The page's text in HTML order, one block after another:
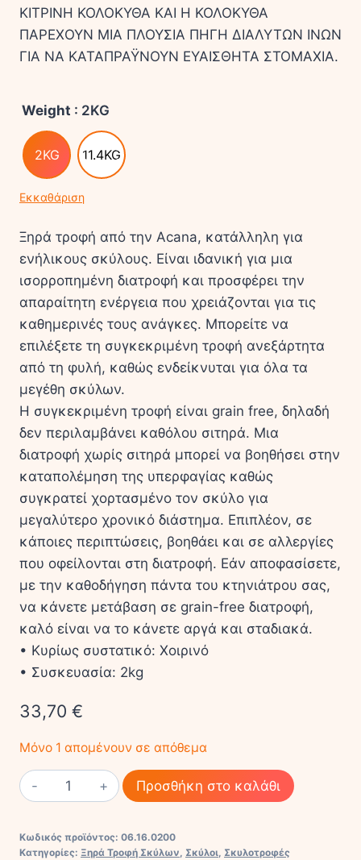
ΚΙΤΡΙΝΗ ΚΟΛΟΚΥΘΑ ΚΑΙ Η ΚΟΛΟΚΥΘΑ
ΠΑΡΕΧΟΥΝ ΜΙΑ ΠΛΟΥΣΙΑ ΠΗΓΗ ΔΙΑΛΥΤΩΝ ΙΝΩΝ
ΓΙΑ ΝΑ ΚΑΤΑΠΡΑΫΝΟΥΝ ΕΥΑΙΣΘΗΤΑ ΣΤΟΜΑΧΙΑ.
Weight : 2KG
2KG 11.4KG
Εκκαθάριση
Ξηρά τροφή από την Acana, κατάλληλη για
ενήλικους σκύλους. Είναι ιδανική για μια
ισορροπημένη διατροφή και προσφέρει την
απαραίτητη ενέργεια που χρειάζονται για τις
καθημερινές τους ανάγκες. Μπορείτε να
επιλέξετε τη συγκεκριμένη τροφή ανεξάρτητα
από τη φυλή, καθώς ενδείκνυται για όλα τα
μεγέθη σκύλων.
Η συγκεκριμένη τροφή είναι grain free, δηλαδή
δεν περιλαμβάνει καθόλου σιτηρά. Μια
διατροφή χωρίς σιτηρά μπορεί να βοηθήσει στην
καταπολέμηση της υπερφαγίας καθώς
συγκρατεί χορτασμένο τον σκύλο για
μεγαλύτερο χρονικό διάστημα. Επιπλέον, σε
κάποιες περιπτώσεις, βοηθάει και σε αλλεργίες
που οφείλονται στη διατροφή. Εάν αποφασίσετε,
με την καθοδήγηση πάντα του κτηνιάτρου σας,
να κάνετε μετάβαση σε grain-free διατροφή,
καλό είναι να το κάνετε αργά και σταδιακά.
• Κυρίως συστατικό: Χοιρινό
• Συσκευασία: 2kg
33,70 €
Μόνο 1 απομένουν σε απόθεμα
ACANA
YORKSHIRE
ποσότητα
Προσθήκη στο καλάθι
Κωδικός προϊόντος: 06.16.0200
Κατηγορίες: Ξηρά Τροφή Σκύλων, Σκύλοι, Σκυλοτροφές